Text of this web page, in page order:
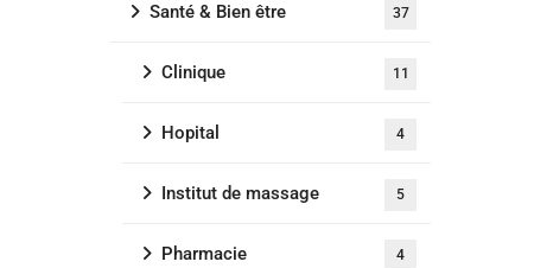
Santé & Bien être 37
Clinique 11
Hopital 4
Institut de massage 5
Pharmacie 4